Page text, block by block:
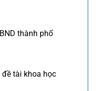
thành phố
tài khoa học